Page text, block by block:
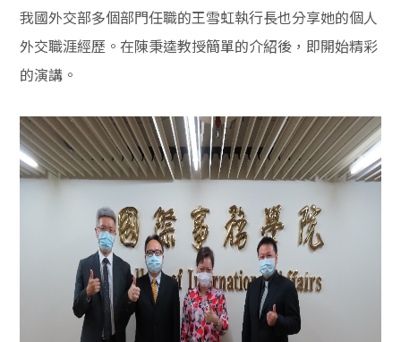
我國外交部多個部門任職的王雪虹執行長也分享她的個人
外交職涯經歷。在陳秉逵教授簡單的介紹後，即開始精彩
的演講。